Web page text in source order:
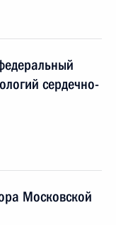
сердечно-
Московской